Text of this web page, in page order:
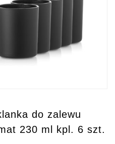
do zalewu
230 ml kpl. 6 szt.